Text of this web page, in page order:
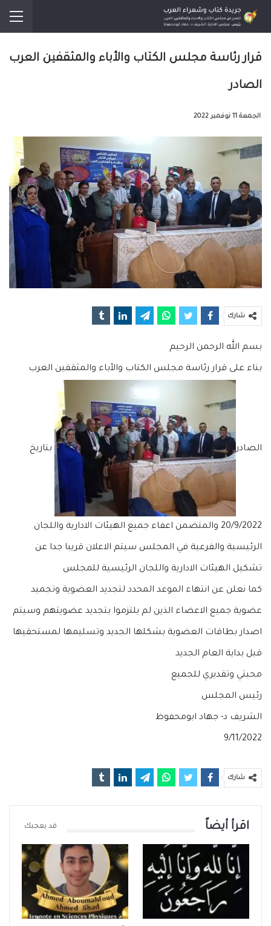
قرار رئاسة مجلس الكتاب والأباء والمثقفين العرب
الصادر
الجمعة 11 نوفمبر 2022
شارك
بسم الله الرحمن الرحيم
بناء على قرار رئاسة مجلس الكتاب والأباء والمثقفين العرب
الصادر بتاريخ
20/9/2022 والمتضمن اعفاء جميع الهيئات الادارية واللجان
الرئيسية والفرعية في المجلس سيتم الاعلان قريبا جدا عن
تشكيل الهيئات الادارية واللجان الرئيسية للمجلس
كما نعلن عن انتهاء الموعد المحدد لتجديد العضوية وتجميد
عضوية جميع الاعضاء الذين لم يلتزموا بتجديد عضويتهم وسيتم
اصدار بطاقات العضوية بشكلها الجديد وتسليمها لمستحقيها
قبل بداية العام الجديد
محبتي وتقديري للجميع
رئيس المجلس
الشريف د- جهاد ابومحفوظ
9/11/2022
شارك
اقرأ أيضاً قد يعجبك